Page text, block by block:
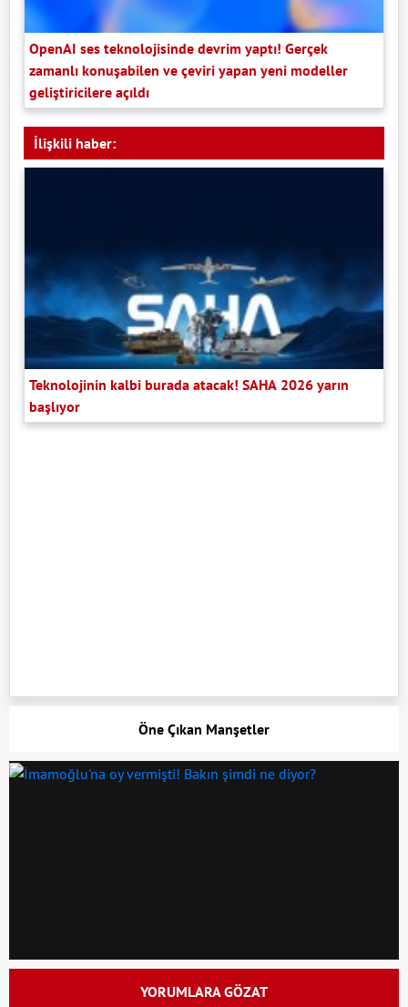
OpenAI ses teknolojisinde devrim yaptı! Gerçek
zamanlı konuşabilen ve çeviri yapan yeni modeller
geliştiricilere açıldı
İlişkili haber:
Teknolojinin kalbi burada atacak! SAHA 2026 yarın
başlıyor
Öne Çıkan Manşetler
YORUMLARA GÖZAT